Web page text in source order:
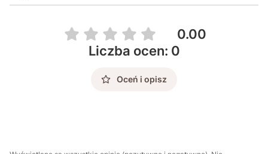
0.00
Liczba ocen: 0
Oceń i opisz